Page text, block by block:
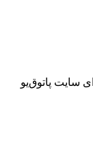
سایت پاتوق‌یو